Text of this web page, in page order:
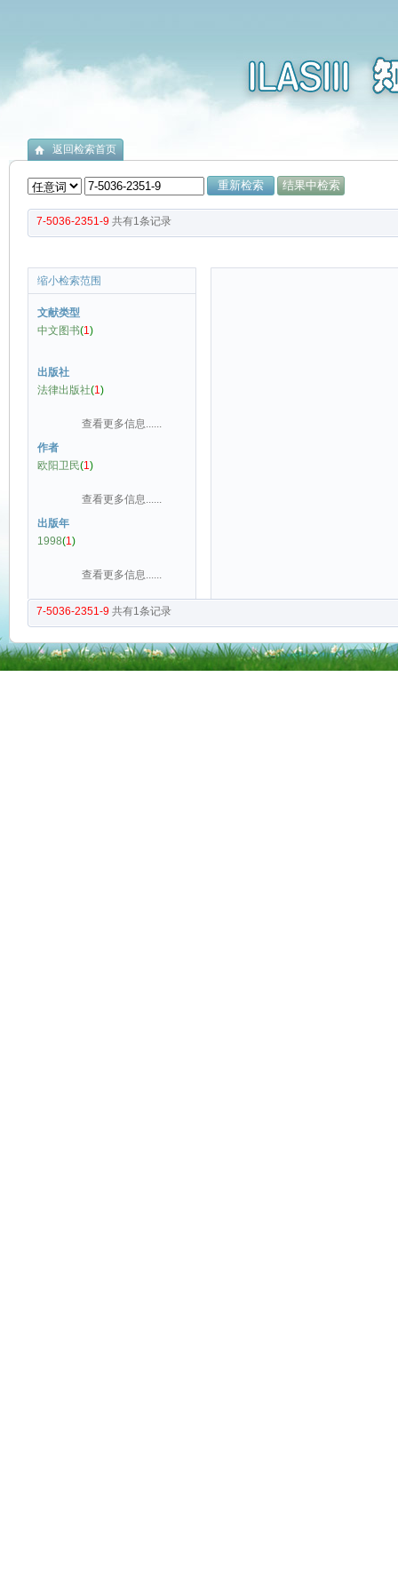
返回检索首页
7-5036-2351-9 共有1条记录
缩小检索范围
文献类型
中文图书(1)
出版社
法律出版社(1)
查看更多信息......
作者
欧阳卫民(1)
查看更多信息......
出版年
1998(1)
查看更多信息......
7-5036-2351-9 共有1条记录